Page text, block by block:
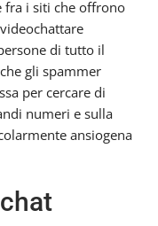
fra i siti che offrono
di tutto il
gli spammer
per cercare di
numeri e sulla
ansiogena